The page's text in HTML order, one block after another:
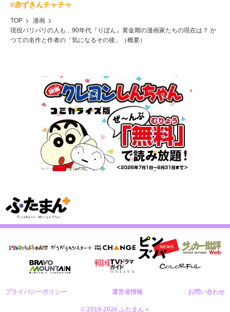
#赤ずきんチャチャ
TOP
漫画
現役バリバリの人も…90年代『りぼん』黄金期の漫画家たちの現在は？ か
つての名作と作者の「気になるその後」（概要）
プライバシーポリシー 運営者情報 お問い合わせ
© 2019-2026 ふたまん＋